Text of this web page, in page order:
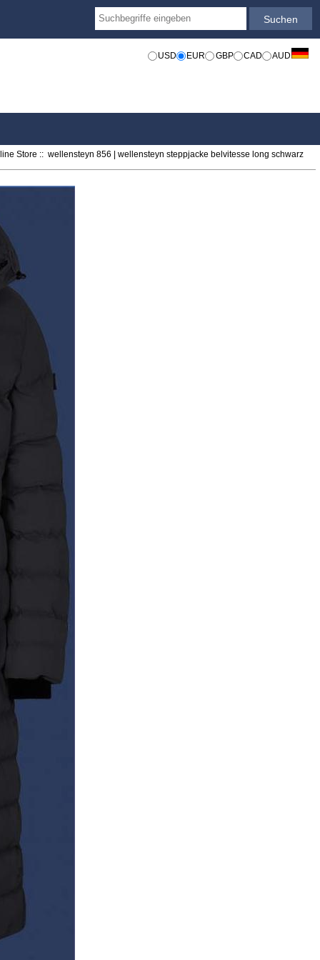
USD EUR GBP CAD AUD
Store :: wellensteyn 856 | wellensteyn steppjacke belvitesse long schwarz